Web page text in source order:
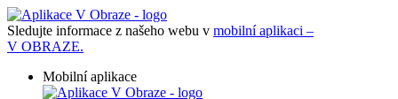
Sledujte informace z našeho webu v mobilní aplikaci –
V OBRAZE.
Mobilní aplikace